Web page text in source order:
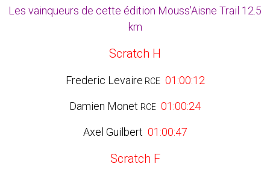
Les vainqueurs de cette édition Mouss'Aisne Trail 12.5
km
Scratch H
Frederic Levaire RCE 01:00:12
Damien Monet RCE 01:00:24
Axel Guilbert 01:00:47
Scratch F